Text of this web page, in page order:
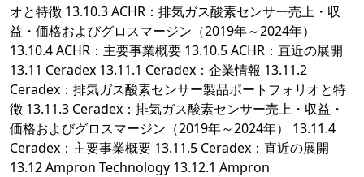
オと特徴 13.10.3 ACHR：排気ガス酸素センサー売上・収
益・価格およびグロスマージン（2019年～2024年）
13.10.4 ACHR：主要事業概要 13.10.5 ACHR：直近の展開
13.11 Ceradex 13.11.1 Ceradex：企業情報 13.11.2
Ceradex：排気ガス酸素センサー製品ポートフォリオと特
徴 13.11.3 Ceradex：排気ガス酸素センサー売上・収益・
価格およびグロスマージン（2019年～2024年） 13.11.4
Ceradex：主要事業概要 13.11.5 Ceradex：直近の展開
13.12 Ampron Technology 13.12.1 Ampron